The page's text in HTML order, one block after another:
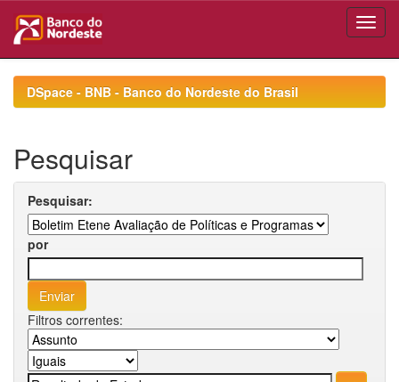
navigationDSpace - BNB - Banco do Nordeste do Brasil
Pesquisar
Pesquisar:
por
Filtros correntes: